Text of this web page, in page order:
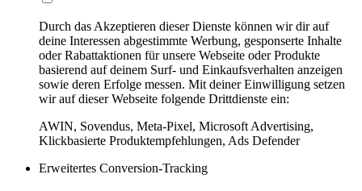
Durch das Akzeptieren dieser Dienste können wir dir auf
deine Interessen abgestimmte Werbung, gesponserte Inhalte
oder Rabattaktionen für unsere Webseite oder Produkte
basierend auf deinem Surf- und Einkaufsverhalten anzeigen
sowie deren Erfolge messen. Mit deiner Einwilligung setzen
wir auf dieser Webseite folgende Drittdienste ein:
AWIN, Sovendus, Meta-Pixel, Microsoft Advertising,
Klickbasierte Produktempfehlungen, Ads Defender
Erweitertes Conversion-Tracking